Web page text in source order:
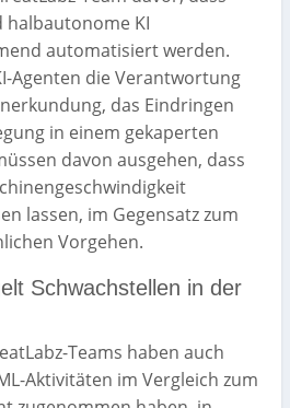
KI
automatisiert werden.
Agenten die Verantwortung
das Eindringen
in einem gekaperten
davon ausgehen, dass
lassen, im Gegensatz zum
Vorgehen.
Schwachstellen in der
Teams haben auch
Aktivitäten im Vergleich zum